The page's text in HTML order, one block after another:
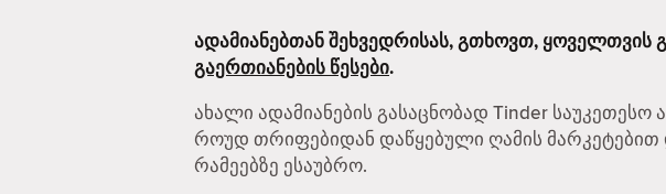
ადამიანებთან შეხვედრისას, გთხოვთ, ყოველთვის
გაერთიანების წესები.
ახალი ადამიანების გასაცნობად Tinder საუკეთესო
როუდ თრიფებიდან დაწყებული ღამის
რამეებზე ესაუბრო.